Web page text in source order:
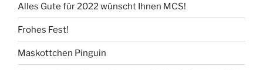
Alles Gute für 2022 wünscht Ihnen MCS!
Frohes Fest!
Maskottchen Pinguin